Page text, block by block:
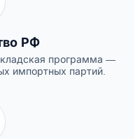
РФ
программа —
импортных партий.